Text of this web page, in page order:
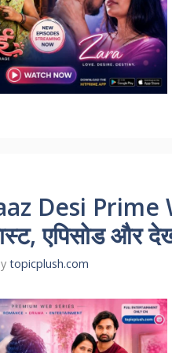
Desi Prime
एपिसोड और
topicplush.com